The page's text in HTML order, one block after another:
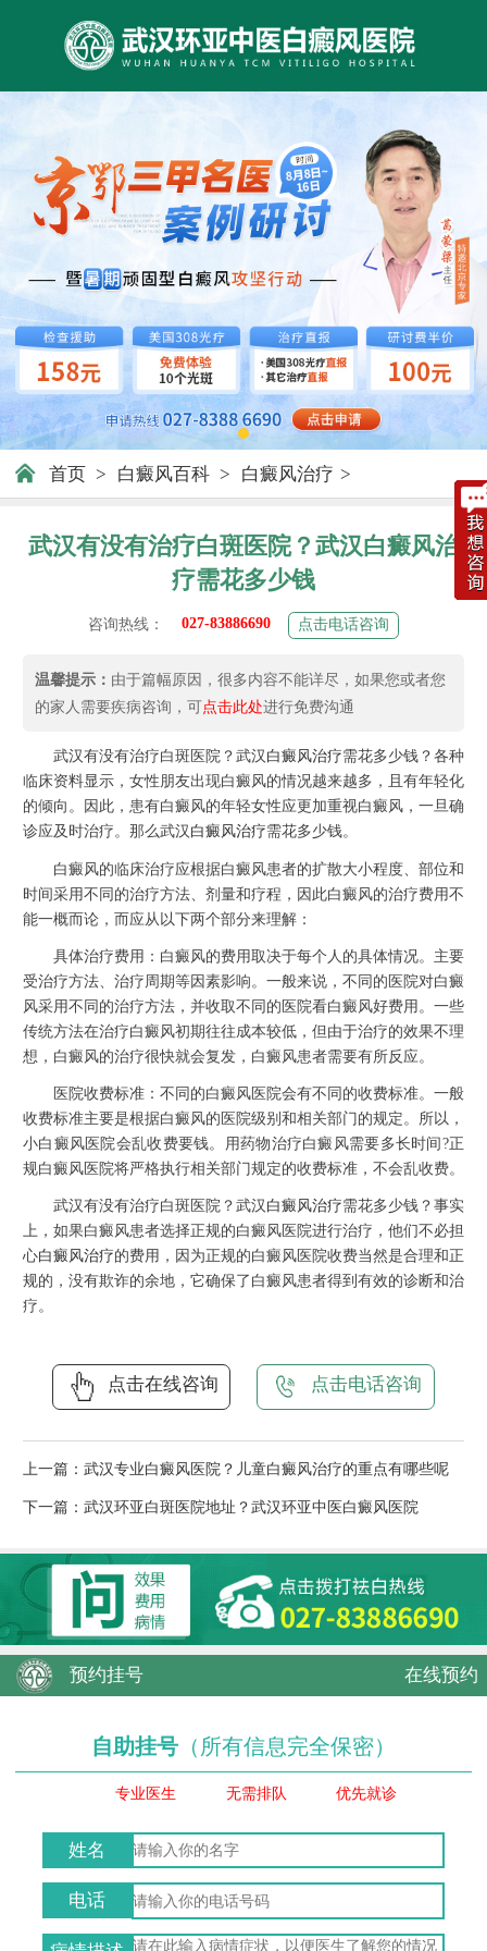
首页 > 白癜风百科 > 白癜风治疗 >
武汉有没有治疗白斑医院？武汉白癜风治
疗需花多少钱
咨询热线： 027-83886690 点击电话咨询
温馨提示： 由于篇幅原因，很多内容不能详尽，如果您或者您
的家人需要疾病咨询，可点击此处进行免费沟通
武汉有没有治疗白斑医院？武汉 白癜风治疗需花多少钱？各种
临床资料显示，女性朋友出现白癜风的情况越来越多，且有年轻化
的倾向。因此，患有白癜风的年轻女性应更加重视白癜风，一旦确
诊应及时治疗。那么武汉 白癜风治疗需花多少钱。
白癜风的临床治疗应根据白癜风患者的扩散大小程度、部位和
时间采用不同的治疗方法、剂量和疗程，因此白癜风的治疗费用不
能一概而论，而应从以下两个部分来理解：
具体治疗费用：白癜风的费用取决于每个人的具体情况。主要
受治疗方法、治疗周期等因素影响。一般来说，不同的医院对白癜
风采用不同的治疗方法，并收取不同的医院看白癜风好费用。一些
传统方法在治疗白癜风初期往往成本较低，但由于治疗的效果不理
想，白癜风的治疗很快就会复发，白癜风患者需要有所反应。
医院收费标准：不同的白癜风医院会有不同的收费标准。一般
收费标准主要是根据白癜风的医院级别和相关部门的规定。所以，
小白癜风医院会乱收费要钱。用药物治疗白癜风需要多长时间?正
规白癜风医院将严格执行相关部门规定的收费标准，不会乱收费。
武汉有没有治疗白斑医院？武汉 白癜风治疗需花多少钱？事实
上，如果白癜风患者选择正规的白癜风医院进行治疗，他们不必担
心白癜风治疗的费用，因为正规的白癜风医院收费当然是合理和正
规的，没有欺诈的余地，它确保了白癜风患者得到有效的诊断和治
疗。
点击在线咨询 点击电话咨询
上一篇： 武汉专业白癜风医院？儿童白癜风治疗的重点有哪些呢
下一篇： 武汉环亚白斑医院地址？武汉环亚中医白癜风医院
预约挂号 在线预约
自助挂号 （所有信息完全保密）
专业医生 无需排队 优先就诊
姓名
电话